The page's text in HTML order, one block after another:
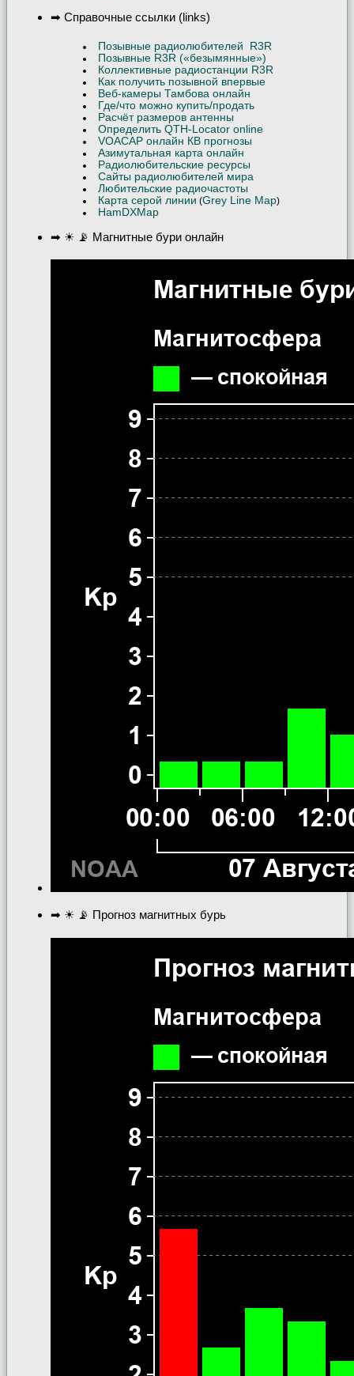
➡ Справочные ссылки (links)
Позывные радиолюбителей R3R
Позывные R3R («безымянные»)
Коллективные радиостанции R3R
Как получить позывной впервые
Веб-камеры Тамбова онлайн
Где/что можно купить/продать
Расчёт размеров антенны
Определить QTH-Locator online
VOACAP онлайн КВ прогнозы
Азимутальная карта онлайн
Радиолюбительские ресурсы
Сайты радиолюбителей мира
Любительские радиочастоты
Карта серой линии (Grey Line Map)
HamDXMap
➡ ☀ 📡 Магнитные бури онлайн
➡ ☀ 📡 Прогноз магнитных бурь